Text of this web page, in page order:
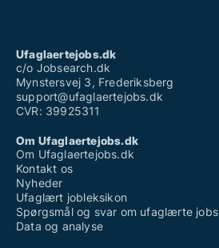
Ufaglært maskinfører
Ufaglært vinduespudser løn
Ufaglaertejobs.dk
c/o Jobsearch.dk
Mynstersvej 3, Frederiksberg
support@ufaglaertejobs.dk
CVR: 39925311
Om Ufaglaertejobs.dk
Om Ufaglaertejobs.dk
Kontakt os
Nyheder
Ufaglært jobleksikon
Spørgsmål og svar om ufaglærte jobs
Data og analyse